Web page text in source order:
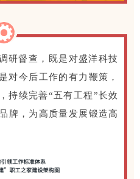
研督查，既是对盛洋科技
对今后工作的有力鞭策，
持续完善“五有工程”长效
牌，为高质量发展锻造高